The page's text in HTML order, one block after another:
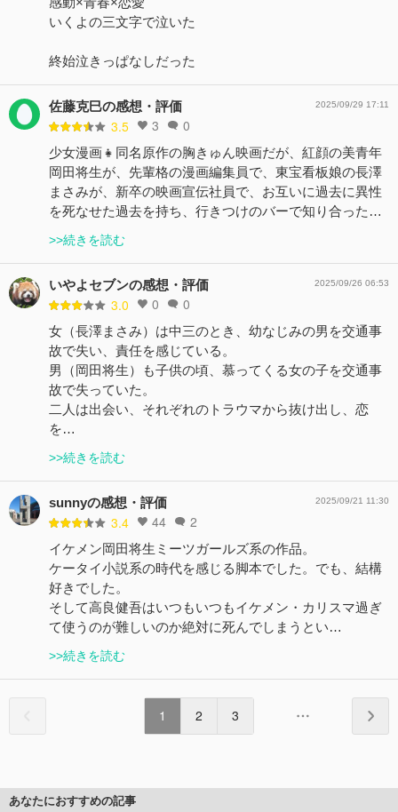
いくよの三文字で泣いた
終始泣きっぱなしだった
佐藤克巳の感想・評価
3.5 3 0
2025/09/29 17:11
少女漫画👧同名原作の胸きゅん映画だが、紅顔の美青年
岡田将生が、先輩格の漫画編集員で、東宝看板娘の長澤
まさみが、新卒の映画宣伝社員で、お互いに過去に異性
を死なせた過去を持ち、行きつけのバーで知り合った…
>>続きを読む
いやよセブンの感想・評価
3.0 0 0
2025/09/26 06:53
女（長澤まさみ）は中三のとき、幼なじみの男を交通事
故で失い、責任を感じている。
男（岡田将生）も子供の頃、慕ってくる女の子を交通事
故で失っていた。
二人は出会い、それぞれのトラウマから抜け出し、恋
を…
>>続きを読む
sunnyの感想・評価
3.4 44 2
2025/09/21 11:30
イケメン岡田将生ミーツガールズ系の作品。
ケータイ小説系の時代を感じる脚本でした。でも、結構
好きでした。
そして高良健吾はいつもいつもイケメン・カリスマ過ぎ
て使うのが難しいのか絶対に死んでしまうとい…
>>続きを読む
1 2 3
あなたにおすすめの記事